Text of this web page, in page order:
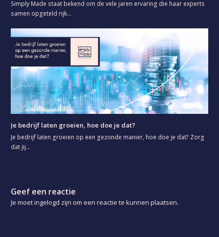
Simply Made staat bekend om de vele jaren ervaring die haar experts
samen opgeteld rijk…
Je bedrijf laten groeien, hoe doe je dat?
Je bedrijf laten groeien op een gezonde manier, hoe doe je dat? Zorg
dat jij…
Geef een reactie
Je moet ingelogd zijn om een reactie te kunnen plaatsen.